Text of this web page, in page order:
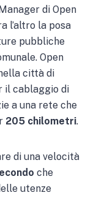
di Open
l’altro la posa
pubbliche
Open
città di
il cablaggio di
a una rete che
205 chilometri.
di una velocità
che
utenze